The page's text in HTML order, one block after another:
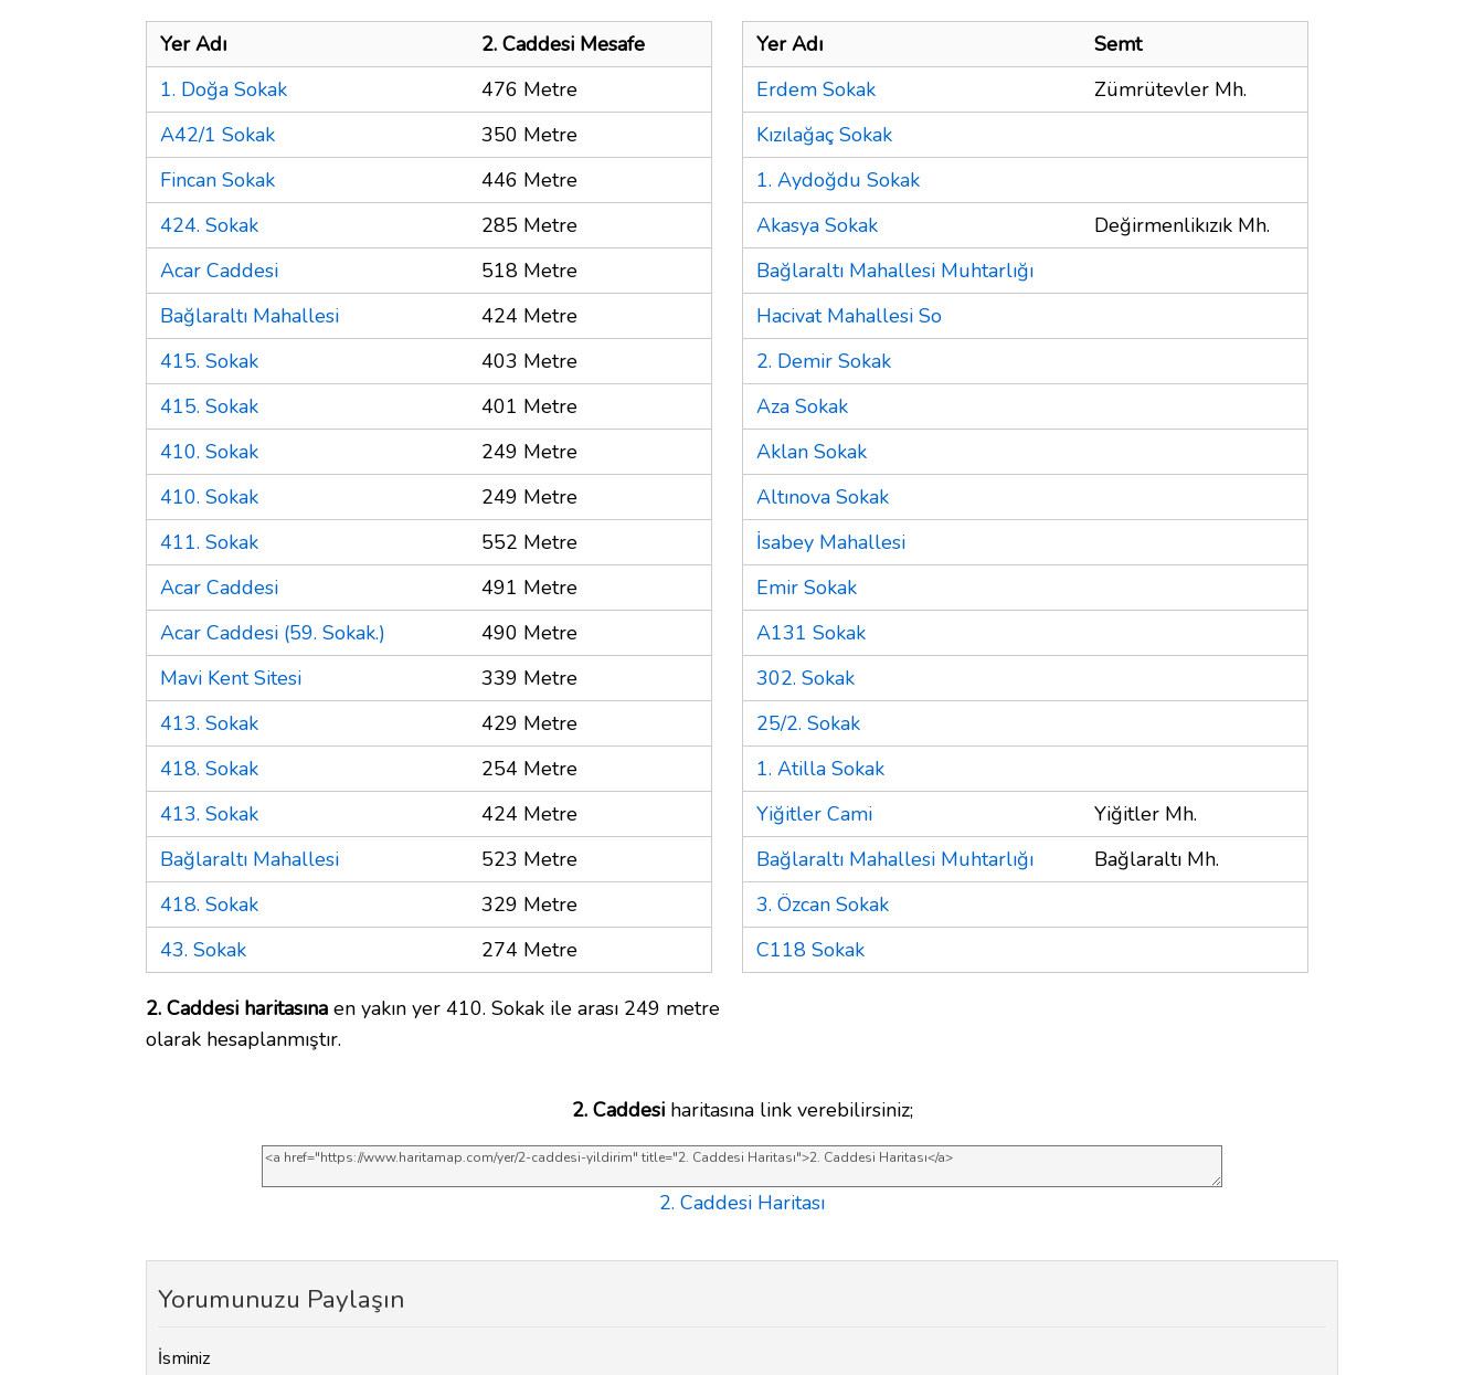
Yer Adı
2. Caddesi Mesafe
1. Doğa Sokak
476 Metre
A42/1 Sokak
350 Metre
Fincan Sokak
446 Metre
424. Sokak
285 Metre
Acar Caddesi
518 Metre
Bağlaraltı Mahallesi
424 Metre
415. Sokak
403 Metre
415. Sokak
401 Metre
410. Sokak
249 Metre
410. Sokak
249 Metre
411. Sokak
552 Metre
Acar Caddesi
491 Metre
Acar Caddesi (59. Sokak.)
490 Metre
Mavi Kent Sitesi
339 Metre
413. Sokak
429 Metre
418. Sokak
254 Metre
413. Sokak
424 Metre
Bağlaraltı Mahallesi
523 Metre
418. Sokak
329 Metre
43. Sokak
274 Metre
2. Caddesi haritasına en yakın yer 410. Sokak ile arası 249 metre
olarak hesaplanmıştır.
Yer Adı
Semt
Erdem Sokak
Zümrütevler Mh.
Kızılağaç Sokak
1. Aydoğdu Sokak
Akasya Sokak
Değirmenlikızık Mh.
Bağlaraltı Mahallesi Muhtarlığı
Hacivat Mahallesi So
2. Demir Sokak
Aza Sokak
Aklan Sokak
Altınova Sokak
İsabey Mahallesi
Emir Sokak
A131 Sokak
302. Sokak
25/2. Sokak
1. Atilla Sokak
Yiğitler Cami
Yiğitler Mh.
Bağlaraltı Mahallesi Muhtarlığı
Bağlaraltı Mh.
3. Özcan Sokak
C118 Sokak
2. Caddesiharitasına link verebilirsiniz;
2. Caddesi Haritası
Yorumunuzu Paylaşın
İsminiz